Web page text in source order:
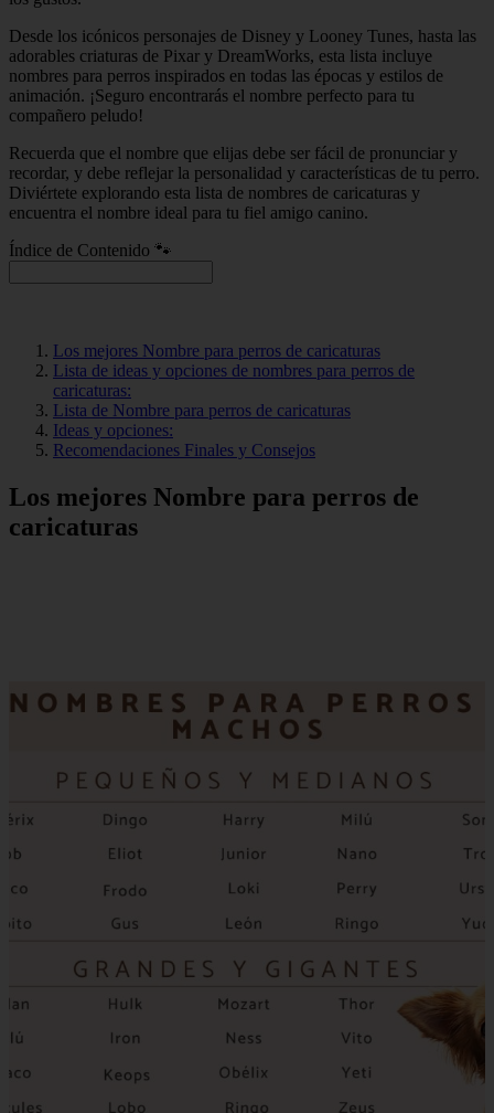
Desde los icónicos personajes de Disney y Looney Tunes, hasta las
adorables criaturas de Pixar y DreamWorks, esta lista incluye
nombres para perros inspirados en todas las épocas y estilos de
animación. ¡Seguro encontrarás el nombre perfecto para tu
compañero peludo!
Recuerda que el nombre que elijas debe ser fácil de pronunciar y
recordar, y debe reflejar la personalidad y características de tu perro.
Diviértete explorando esta lista de nombres de caricaturas y
encuentra el nombre ideal para tu fiel amigo canino.
Índice de Contenido 🐾
Los mejores Nombre para perros de caricaturas
Lista de ideas y opciones de nombres para perros de
caricaturas:
Lista de Nombre para perros de caricaturas
Ideas y opciones:
Recomendaciones Finales y Consejos
Los mejores Nombre para perros de
caricaturas